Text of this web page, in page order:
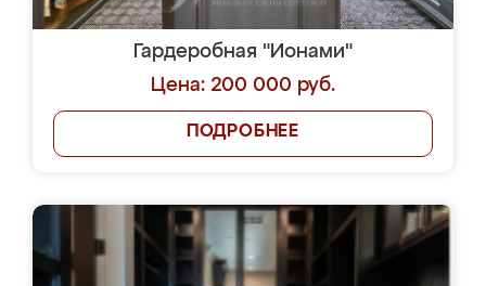
Гардеробная "Ионами"
Цена: 200 000 руб.
ПОДРОБНЕЕ